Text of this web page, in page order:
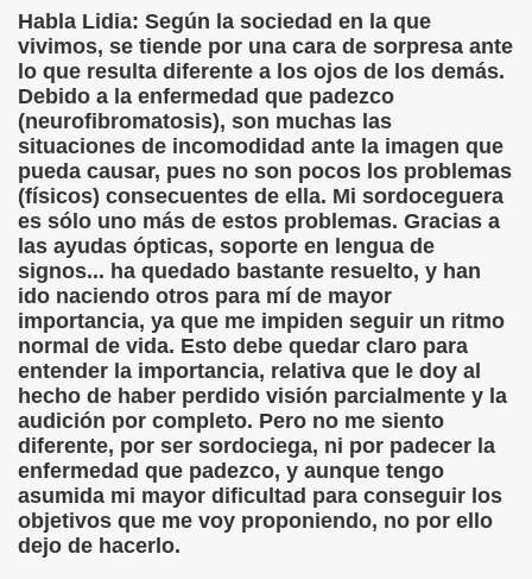
Habla Lidia: Según la sociedad en la que
vivimos, se tiende por una cara de sorpresa ante
lo que resulta diferente a los ojos de los demás.
Debido a la enfermedad que padezco
(neurofibromatosis), son muchas las
situaciones de incomodidad ante la imagen que
pueda causar, pues no son pocos los problemas
(físicos) consecuentes de ella. Mi sordoceguera
es sólo uno más de estos problemas. Gracias a
las ayudas ópticas, soporte en lengua de
signos... ha quedado bastante resuelto, y han
ido naciendo otros para mí de mayor
importancia, ya que me impiden seguir un ritmo
normal de vida. Esto debe quedar claro para
entender la importancia, relativa que le doy al
hecho de haber perdido visión parcialmente y la
audición por completo. Pero no me siento
diferente, por ser sordociega, ni por padecer la
enfermedad que padezco, y aunque tengo
asumida mi mayor dificultad para conseguir los
objetivos que me voy proponiendo, no por ello
dejo de hacerlo.
Disminución Visual Grave (Pedro Zurita)
gonzález Otero)
e Italiano (Pedro Zurita)
ONCE de Pontevedra (Blas Vázquez Rodríguez)
(Carmen Bonet Borrás)
de Lectura para los Ciegos (Eutiquio Cabrerizo)
Alicante (Juan José Miñana Estruch)
Blas Sánchez)
Sanz)
(Lola Bogas)